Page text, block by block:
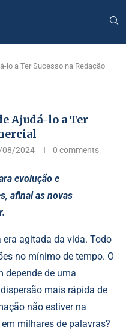
lo a Ter Sucesso na Redação
Ajudá-lo a Ter
08/2024 0 comments
evolução e
afinal as novas
era agitada da vida. Todo
no mínimo de tempo. O
depende de uma
mais rápida de
não estiver na
milhares de palavras?